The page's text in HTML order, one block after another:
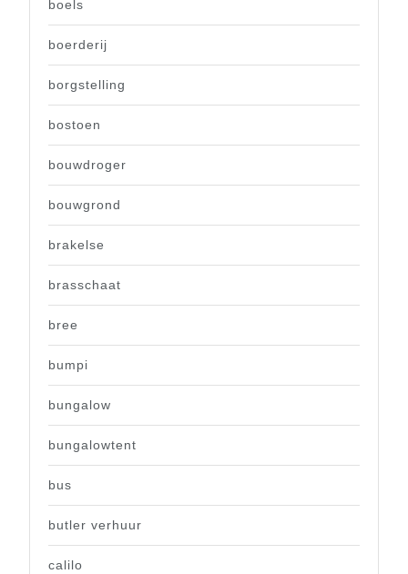
boels
boerderij
borgstelling
bostoen
bouwdroger
bouwgrond
brakelse
brasschaat
bree
bumpi
bungalow
bungalowtent
bus
butler verhuur
calilo